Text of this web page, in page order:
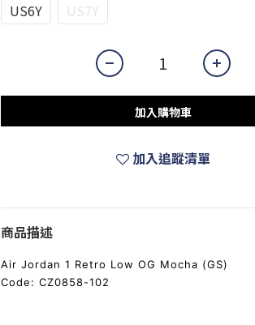
US6Y
US7Y
加入購物車
加入追蹤清單
商品描述
Air Jordan 1 Retro Low OG Mocha (GS)
Code: CZ0858-102